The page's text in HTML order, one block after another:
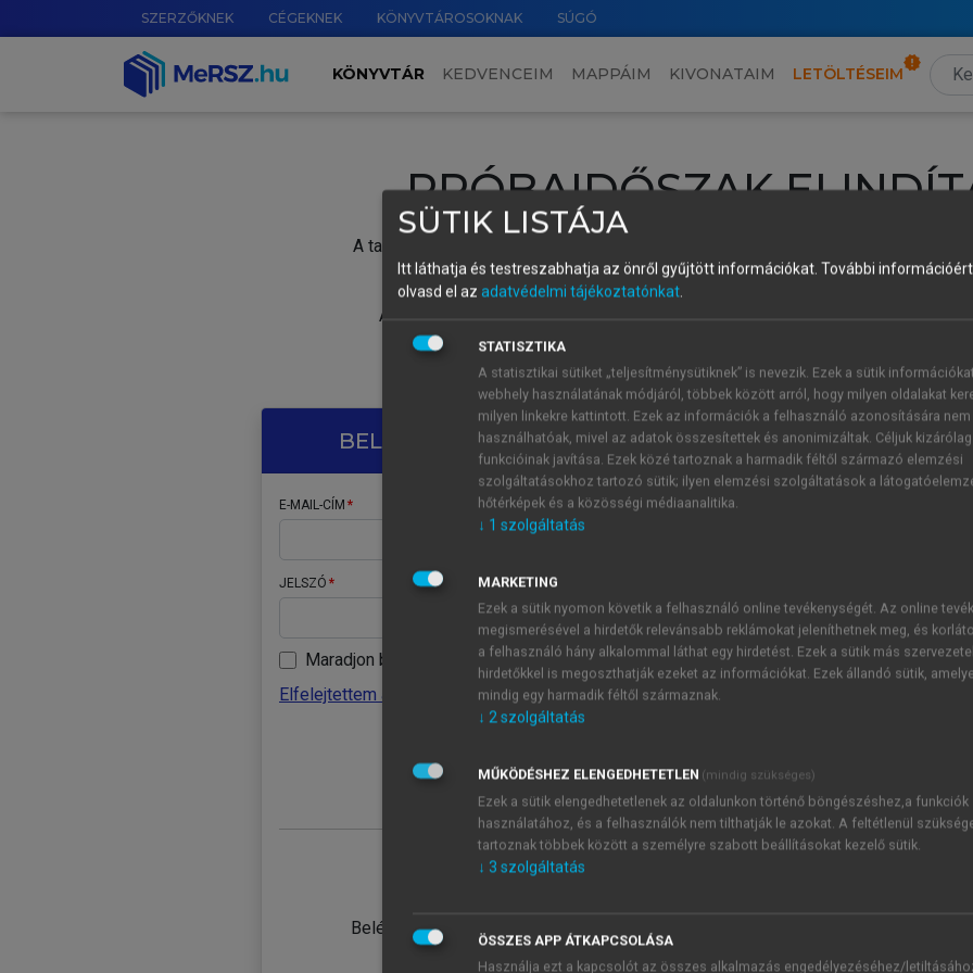
SZERZŐKNEK CÉGEKNEK KÖNYVTÁROSOKNAK SÚGÓ
KÖNYVTÁR KEDVENCEIM MAPPÁIM KIVONATAIM LETÖLTÉSEIM
PRÓBAIDŐSZAK
A tartalom megtekintéséhez lépj be a saját fiókoddal, iskolai azonosítóddal vagy
Új felhasználóként1 óra díjmentes hozzáférésrevagy
A próbaidőszak elindításához,
vagy hozz
A regisztráció után a
BELÉPÉS SAJÁT FIÓKKAL
E-MAIL-CÍM
JELSZÓ
Maradjon belépve
Elfelejtettem a jelszavamat
Belépés intézményi azonosítóval
ÚJ FIÓK
1 óra
JELSZÓ
Kérek értesítést a MeRSZ
Kérek értesítést az
SÜTIK LISTÁJA
Itt láthatja és testreszabhatja az önről gyűjtött információkat. További
olvasd el az adatvédelmi tájékoztatónkat.
STATISZTIKA
A statisztikai sütiket „teljesítménysütiknek” is nevezik. Ezek a sütik
webhely használatának módjáról, többek között arról, hogy milyen oldalakat
milyen linkekre kattintott. Ezek az információk a felhasználó azonosítására nem
használhatóak, mivel az adatok összesítettek és anonimizáltak. Céljuk
funkcióinak javítása. Ezek közé tartoznak a harmadik féltől származó elemzési
szolgáltatásokhoz tartozó sütik; ilyen elemzési szolgáltatások a
hőtérképek és a közösségi médiaanalitika.
↓ 1 szolgáltatás
MARKETING
Ezek a sütik nyomon követik a felhasználó online tevékenységét. Az online
megismerésével a hirdetők relevánsabb reklámokat jeleníthetnek meg, és
a felhasználó hány alkalommal láthat egy hirdetést. Ezek a sütik más
hirdetőkkel is megoszthatják ezeket az információkat. Ezek állandó sütik,
mindig egy harmadik féltől származnak.
↓ 2szolgáltatás
MŰKÖDÉSHEZ ELENGEDHETETLEN (mindig szükséges)
Ezek a sütik elengedhetetlenek az oldalunkon történő böngészéshez,a funkciók
használatához, és a felhasználók nem tilthatják le azokat. A feltétlenül
tartoznak többek között a személyre szabott beállításokat kezelő sütik.
↓ 3 szolgáltatás
ÖSSZES APP ÁTKAPCSOLÁSA
Használja ezt a kapcsolót az összes alkalmazás engedélyezéséhez/